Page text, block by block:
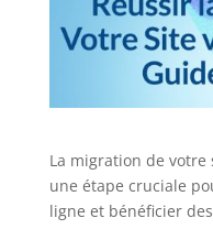
La migration de votre
une étape cruciale
ligne et bénéficier